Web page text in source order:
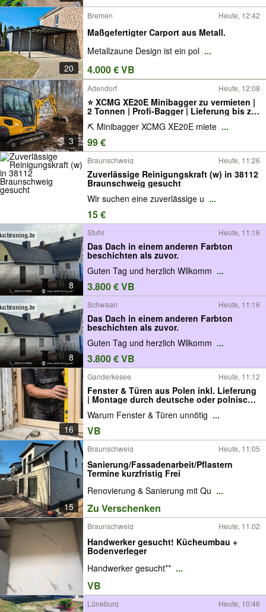
20
Bremen Heute, 12:42
Maßgefertigter Carport aus Metall.
Metallzaune Design ist ein pol ...
4.000 € VB
3
Adendorf Heute, 12:08
⭐ XCMG XE20E Minibagger zu vermieten |
2 Tonnen | Profi-Bagger | Lieferung bis zur
Baustelle & Schnellwechsler . Bagger
mieten. Minibagger. Radlader. Häcksler.
⛏️ Minibagger XCMG XE20E miete ...
99 €
Braunschweig Heute, 11:26
Zuverlässige Reinigungskraft (w) in 38112
Braunschweig gesucht
Wir suchen eine zuverlässige u ...
15 €
8
Stuhr Heute, 11:16
Das Dach in einem anderen Farbton
beschichten als zuvor.
Guten Tag und herzlich Wllkomm ...
3.800 € VB
8
Schwaan Heute, 11:16
Das Dach in einem anderen Farbton
beschichten als zuvor.
Guten Tag und herzlich Wllkomm ...
3.800 € VB
16
Ganderkesee Heute, 11:12
Fenster & Türen aus Polen inkl. Lieferung
| Montage durch deutsche oder polnische
Fachfirma | Kostenlose Vor-Ort-Beratung |
sicher, fair & zeitnah | Gebiet: Weser-Ems
& Bremen | Oldenburg bis WHV
Warum Fenster & Türen unnötig ...
VB
15
Braunschweig Heute, 11:05
Sanierung/Fassadenarbeit/Pflastern
Termine kurzfristig Frei
Renovierung & Sanierung mit Qu ...
Zu Verschenken
Braunschweig Heute, 11:02
Handwerker gesucht! Kücheumbau +
Bodenverleger
Handwerker gesucht** ...
VB
Lüneburg Heute, 10:46